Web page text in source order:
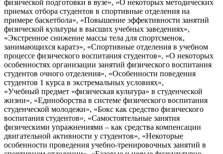
физической подготовки в вузе», «О некоторых методических
приемах отбора студентов в спортивные отделения на
примере баскетбола», «Повышение эффективности занятий
физической культуры в высших учебных заведениях»,
«Экстренное снижение массы тела для спортсменок,
занимающихся каратэ», «Спортивные отделения в учебном
процессе физического воспитания студентов», «О некоторых
особенностях организации занятий физического воспитания
студентов очного отделения», «Особенности поведения
студентов 1 курса в экстремальных условиях»,
«Учебный предмет «физическая культура» в студенческой
жизни», «Единоборства в системе физического воспитания
студенческой молодежи», «Бокс как средство физического
воспитания студентов», «Самостоятельные занятия
физическими упражнениями – как средства компенсации
двигательной активности у студентов», «Некоторые
особенности проведения учебно-тренировочных занятий в